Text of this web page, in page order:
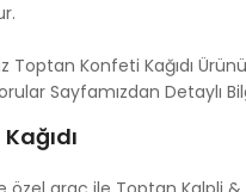
Toptan Konfeti Kağıdı
Sayfamızdan Detaylı